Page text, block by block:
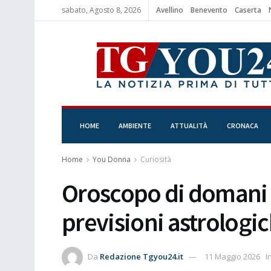
sabato, Agosto 8, 2026 Avellino Benevento Caserta
HOME AMBIENTE ATTUALITÀ CRONACA
Home You Donna Curiosità
Oroscopo di
previsioni
Da Redazione Tgyou24.it 11 Maggio 2026